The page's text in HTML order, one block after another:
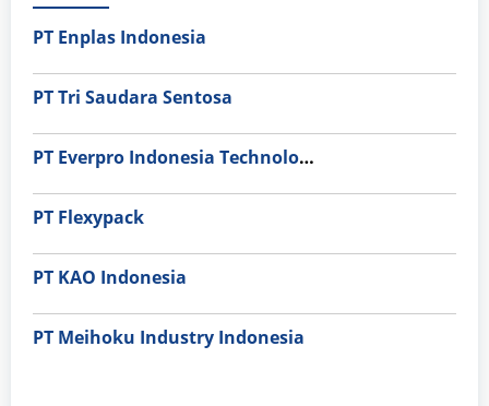
PT Enplas Indonesia
PT Tri Saudara Sentosa
PT Everpro Indonesia Technologies
PT Flexypack
PT KAO Indonesia
PT Meihoku Industry Indonesia